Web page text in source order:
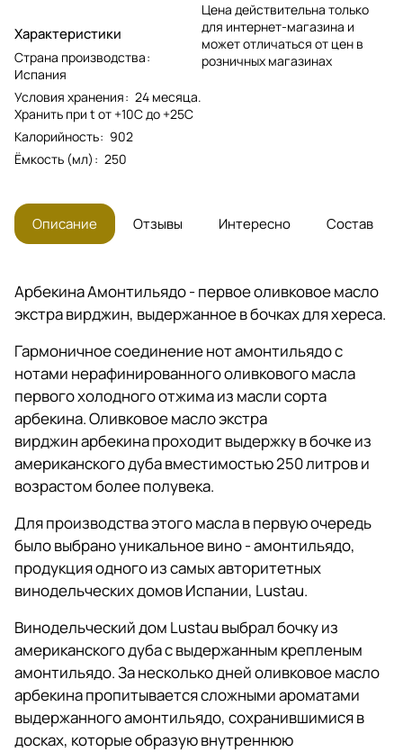
Характеристики
Страна производства:
Испания
Условия хранения: 24 месяца.
Хранить при t от +10C до +25С
Калорийность: 902
Ёмкость (мл) : 250
Цена действительна только
для интернет-магазина и
может отличаться от цен в
розничных магазинах
Описание Отзывы Интересно Состав
Арбекина Амонтильядо - первое оливковое масло
экстра вирджин, выдержанное в бочках для хереса.
Гармоничное соединение нот амонтильядо с
нотами нерафинированного оливкового масла
первого холодного отжима из масли сорта
арбекина. Оливковое масло экстра
вирджин арбекина проходит выдержку в бочке из
американского дуба вместимостью 250 литров и
возрастом более полувека.
Для производства этого масла в первую очередь
было выбрано уникальное вино - амонтильядо,
продукция одного из самых авторитетных
винодельческих домов Испании, Lustau.
Винодельческий дом Lustau выбрал бочку из
американского дуба с выдержанным крепленым
амонтильядо. За несколько дней оливковое масло
арбекина пропитывается сложными ароматами
выдержанного амонтильядо, сохранившимися в
досках, которые образую внутреннюю